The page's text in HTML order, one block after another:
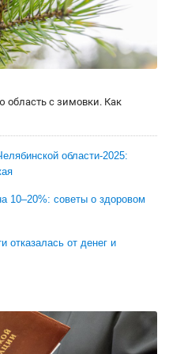
с зимовки. Как
области-2025:
10–20%: советы о здоровом
отказалась от денег и